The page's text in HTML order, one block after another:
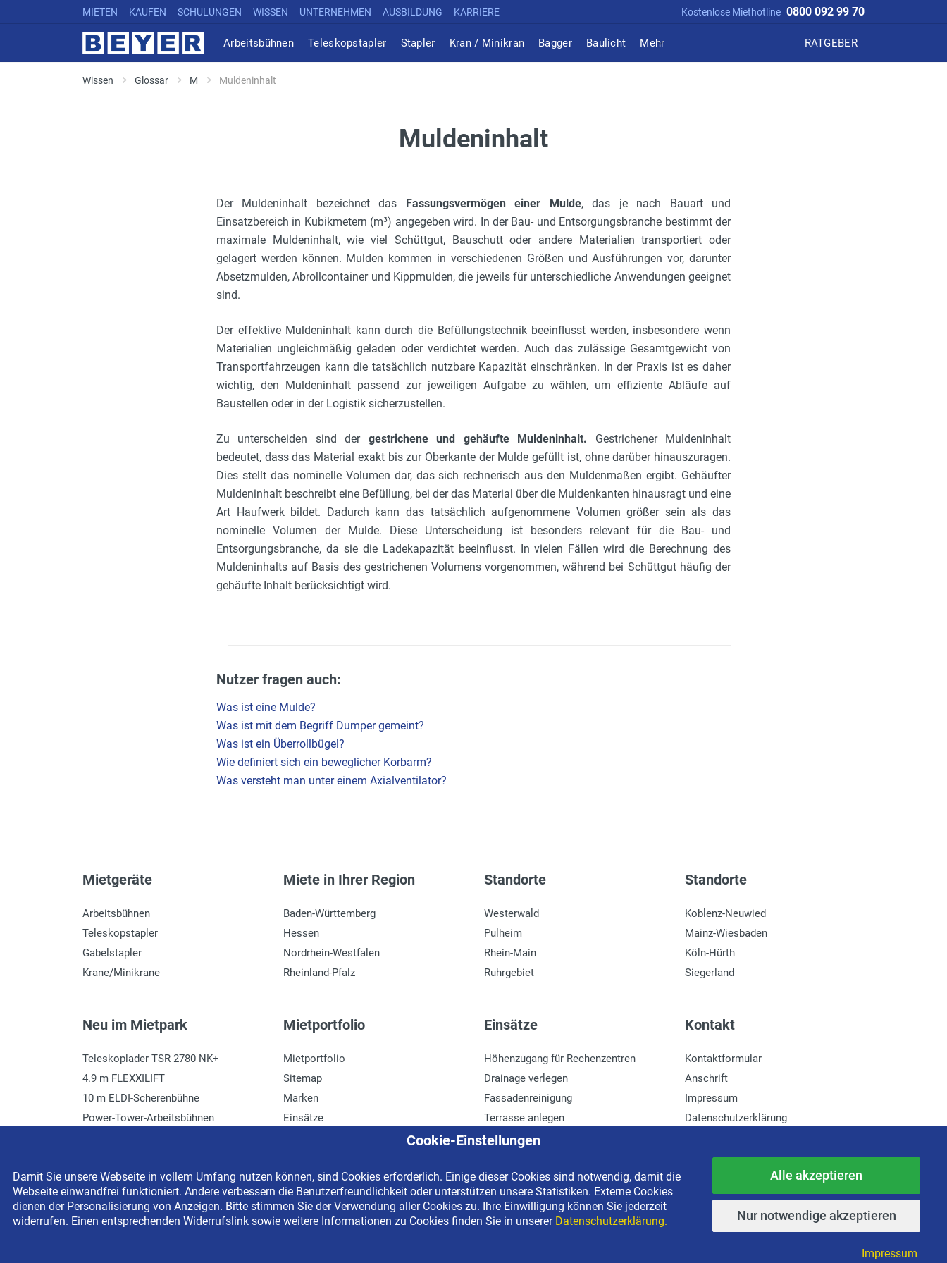
MIETEN KAUFEN SCHULUNGEN WISSEN UNTERNEHMEN AUSBILDUNG KARRIERE Kostenlose Miethotline 0800 092 99 70
Arbeitsbühnen Teleskopstapler Stapler Kran / Minikran Bagger Baulicht Mehr RATGEBER
Wissen Glossar M Muldeninhalt
Muldeninhalt
Der Muldeninhalt bezeichnet das Fassungsvermögen einer Mulde, das je nach Bauart und
Einsatzbereich in Kubikmetern (m³) angegeben wird. In der Bau- und Entsorgungsbranche bestimmt der
maximale Muldeninhalt, wie viel Schüttgut, Bauschutt oder andere Materialien transportiert oder
gelagert werden können. Mulden kommen in verschiedenen Größen und Ausführungen vor, darunter
Absetzmulden, Abrollcontainer und Kippmulden, die jeweils für unterschiedliche Anwendungen geeignet
sind.
Der effektive Muldeninhalt kann durch die Befüllungstechnik beeinflusst werden, insbesondere wenn
Materialien ungleichmäßig geladen oder verdichtet werden. Auch das zulässige Gesamtgewicht von
Transportfahrzeugen kann die tatsächlich nutzbare Kapazität einschränken. In der Praxis ist es daher
wichtig, den Muldeninhalt passend zur jeweiligen Aufgabe zu wählen, um effiziente Abläufe auf
Baustellen oder in der Logistik sicherzustellen.
Zu unterscheiden sind der gestrichene und gehäufte Muldeninhalt. Gestrichener Muldeninhalt
bedeutet, dass das Material exakt bis zur Oberkante der Mulde gefüllt ist, ohne darüber hinauszuragen.
Dies stellt das nominelle Volumen dar, das sich rechnerisch aus den Muldenmaßen ergibt. Gehäufter
Muldeninhalt beschreibt eine Befüllung, bei der das Material über die Muldenkanten hinausragt und eine
Art Haufwerk bildet. Dadurch kann das tatsächlich aufgenommene Volumen größer sein als das
nominelle Volumen der Mulde. Diese Unterscheidung ist besonders relevant für die Bau- und
Entsorgungsbranche, da sie die Ladekapazität beeinflusst. In vielen Fällen wird die Berechnung des
Muldeninhalts auf Basis des gestrichenen Volumens vorgenommen, während bei Schüttgut häufig der
gehäufte Inhalt berücksichtigt wird.
Nutzer fragen auch:
Was ist eine Mulde?
Was ist mit dem Begriff Dumper gemeint?
Was ist ein Überrollbügel?
Wie definiert sich ein beweglicher Korbarm?
Was versteht man unter einem Axialventilator?
Mietgeräte
Arbeitsbühnen
Teleskopstapler
Gabelstapler
Krane/Minikrane
Miete in Ihrer Region
Baden-Württemberg
Hessen
Nordrhein-Westfalen
Rheinland-Pfalz
Standorte
Westerwald
Pulheim
Rhein-Main
Ruhrgebiet
Standorte
Koblenz-Neuwied
Mainz-Wiesbaden
Köln-Hürth
Siegerland
Neu im Mietpark
Teleskoplader TSR 2780 NK+
4.9 m FLEXXILIFT
10 m ELDI-Scherenbühne
Power-Tower-Arbeitsbühnen
Mietportfolio
Mietportfolio
Sitemap
Marken
Einsätze
Einsätze
Höhenzugang für Rechenzentren
Drainage verlegen
Fassadenreinigung
Terrasse anlegen
Ladenbau
Kontakt
Kontaktformular
Anschrift
Impressum
Datenschutzerklärung
Copyright © 2026 BEYER-Mietservice KG All rights reserved | Kostenlose Miethotline 0800 092 99 70
Cookie-Einstellungen
Damit Sie unsere Webseite in vollem Umfang nutzen können, sind Cookies erforderlich. Einige dieser Cookies sind notwendig, damit die
Webseite einwandfrei funktioniert. Andere verbessern die Benutzerfreundlichkeit oder unterstützen unsere Statistiken. Externe Cookies
dienen der Personalisierung von Anzeigen. Bitte stimmen Sie der Verwendung aller Cookies zu. Ihre Einwilligung können Sie jederzeit
widerrufen. Einen entsprechenden Widerrufslink sowie weitere Informationen zu Cookies finden Sie in unserer Datenschutzerklärung.
Alle akzeptieren
Nur notwendige akzeptieren
Impressum